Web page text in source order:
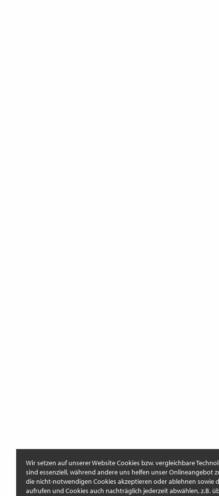
Wir setzen auf unserer Website Cookies bzw. vergleichbare
sind essenziell, während andere uns helfen unser Onlineangebot
die nicht-notwendigen Cookies akzeptieren oder ablehnen sowie
aufrufen und Cookies auch nachträglich jederzeit abwählen, z.B.